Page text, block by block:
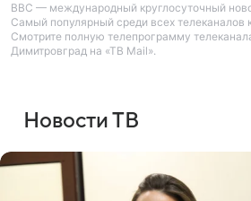
BBC — международный круглосуточный
Самый популярный среди всех телеканалов
Смотрите полную телепрограмму
Димитровград на «ТВ Mail».
Новости ТВ